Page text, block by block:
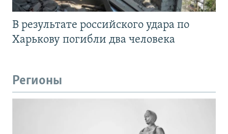
В результате российского удара по
Харькову погибли два человека
Регионы